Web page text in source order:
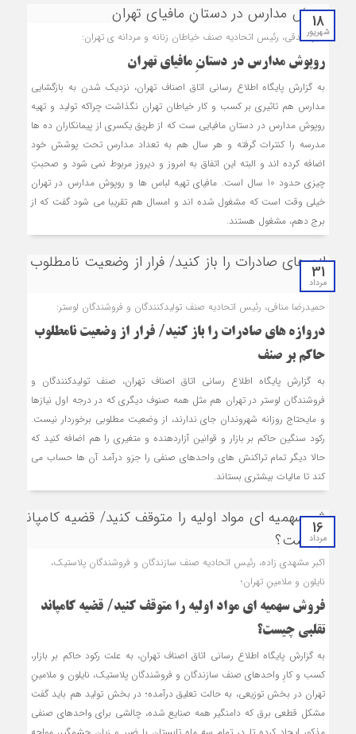
18
شهریور
اکبر صدقی، رئیس اتحادیه صنف خیاطان زنانه و مردانه ی تهران:
روپوش مدارس در دستانِ مافیای تهران
به گزارش پایگاه اطلاع رسانی اتاق اصناف تهران، نزدیک شدن به بازگشایی
مدارس هم تاثیری بر کسب و کار خیاطان تهران نگذاشت چراکه تولید و تهیه
روپوش مدارس در دستان مافیایی ست که از طریق یکسری از پیمانکاران ده ها
مدرسه را کنترات گرفته و هر سال هم به تعداد مدارس تحت پوشش خود
اضافه کرده اند و البته این اتفاق به امروز و دیروز مربوط نمی شود و صحبتِ
چیزی حدود 10 سال است. مافیای تهیه لباس ها و روپوش مدارس در تهران
خیلی وقت است که مشغول شده اند و امسال هم تقریبا می شود گفت که از
برج دهم، مشغول هستند.
31
مرداد
حمیدرضا منافی، رئیس اتحادیه صنف تولیدکنندگان و فروشندگان لوستر:
دروازه های صادرات را باز کنید/ فرار از وضعیت نامطلوب
حاکم بر صنف
به گزارش پایگاه اطلاع رسانی اتاق اصناف تهران، صنف تولیدکنندگان و
فروشندگان لوستر در تهران هم مثل همه صنوف دیگری که در درجه اول نیازها
و مایحتاج روزانه شهروندان جای ندارند، از وضعیت مطلوبی برخوردار نیست.
رکود سنگین حاکم بر بازار و قوانین آزاردهنده و متغیری را هم اضافه کنید که
حالا دیگر تمام تراکنش های واحدهای صنفی را جزو درآمد آن ها حساب می
کند تا مالیات بیشتری بستاند.
16
مرداد
اکبر مشهدی زاده، رئیس اتحادیه صنف سازندگان و فروشندگان پلاستیک،
نایلون و ملامینِ تهران؛
فروش سهمیه ای مواد اولیه را متوقف کنید/ قضیه کامپاند
تقلبی چیست؟
به گزارش پایگاه اطلاع رسانی اتاق اصناف تهران، به علت رکود حاکم بر بازار،
کسب و کارِ واحدهای صنف سازندگان و فروشندگان پلاستیک، نایلون و ملامینِ
تهران در بخش توزیعی، به حالت تعلیق درآمده؛ در بخش تولید هم باید گفت
مشکل قطعی برق که دامنگیر همه صنایع شده، چالشی برای واحدهای صنفی